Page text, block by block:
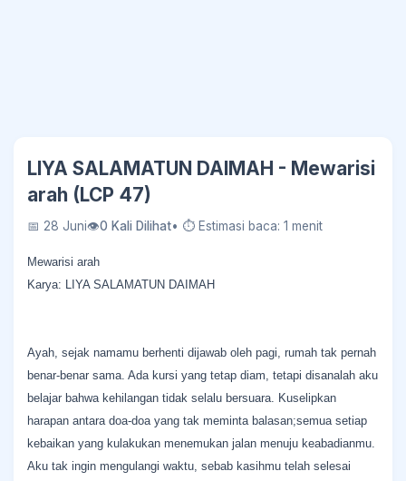
LIYA SALAMATUN DAIMAH - Mewarisi
arah (LCP 47)
📅 28 Juni👁0 Kali Dilihat• ⏱ Estimasi baca: 1 menit
Mewarisi arah
Karya: LIYA SALAMATUN DAIMAH
Ayah, sejak namamu berhenti dijawab oleh pagi, rumah tak pernah
benar-benar sama. Ada kursi yang tetap diam, tetapi disanalah aku
belajar bahwa kehilangan tidak selalu bersuara. Kuselipkan
harapan antara doa-doa yang tak meminta balasan;semua setiap
kebaikan yang kulakukan menemukan jalan menuju keabadianmu.
Aku tak ingin mengulangi waktu, sebab kasihmu telah selesai